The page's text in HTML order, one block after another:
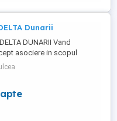
Dunarii
DUNARII Vand
asociere in scopul
activitati in turism (cazare
agrement nautic),
PLUTITOR -
locuri. Nava este complet